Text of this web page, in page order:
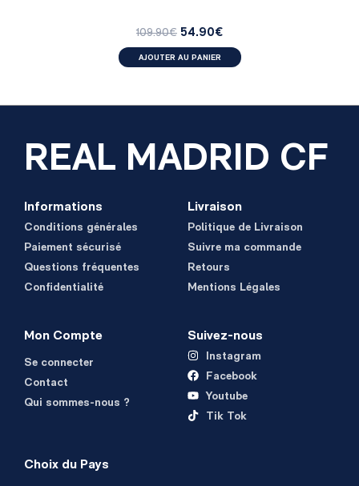
109.90€ 54.90€
AJOUTER AU PANIER
REAL MADRID CF
Informations
Conditions générales
Paiement sécurisé
Questions fréquentes
Confidentialité
Livraison
Politique de Livraison
Suivre ma commande
Retours
Mentions Légales
Mon Compte
Se connecter
Contact
Qui sommes-nous ?
Suivez-nous
Instagram
Facebook
Youtube
Tik Tok
Choix du Pays